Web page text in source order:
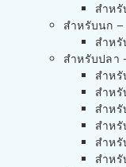
สำหรั
สำหรับนก –
สำหรั
สำหรับปลา
สำหรั
สำหรั
สำหรั
สำหรั
สำหรั
สำหรั